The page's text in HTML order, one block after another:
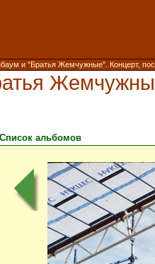
и "Братья Жемчужные". Концерт,
Список альбомов